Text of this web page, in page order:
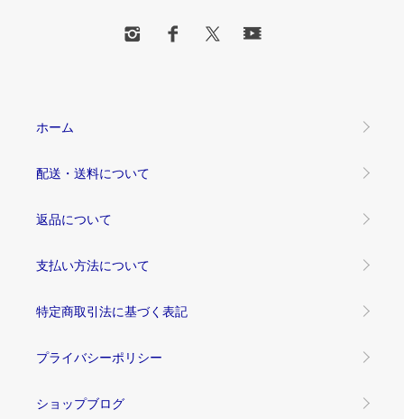
ホーム
配送・送料について
返品について
支払い方法について
特定商取引法に基づく表記
プライバシーポリシー
ショップブログ